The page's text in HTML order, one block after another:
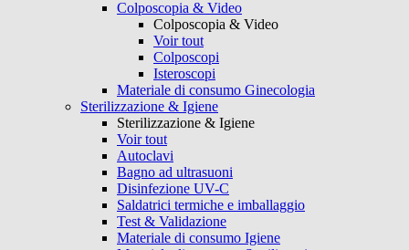
Colposcopia & Video
Colposcopia & Video
Voir tout
Colposcopi
Isteroscopi
Materiale di consumo Ginecologia
Sterilizzazione & Igiene
Sterilizzazione & Igiene
Voir tout
Autoclavi
Bagno ad ultrasuoni
Disinfezione UV-C
Saldatrici termiche e imballaggio
Test & Validazione
Materiale di consumo Igiene